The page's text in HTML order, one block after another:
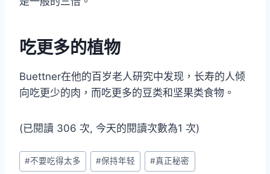
吃更多的植物
Buettner在他的百岁老人研究中发现，长寿的人倾
向吃更少的肉，而吃更多的豆类和坚果类食物。
(已閱讀 306 次, 今天的閱讀次數為1 次)
Post
Tags:
#不要吃得太多 #保持年轻 #真正秘密